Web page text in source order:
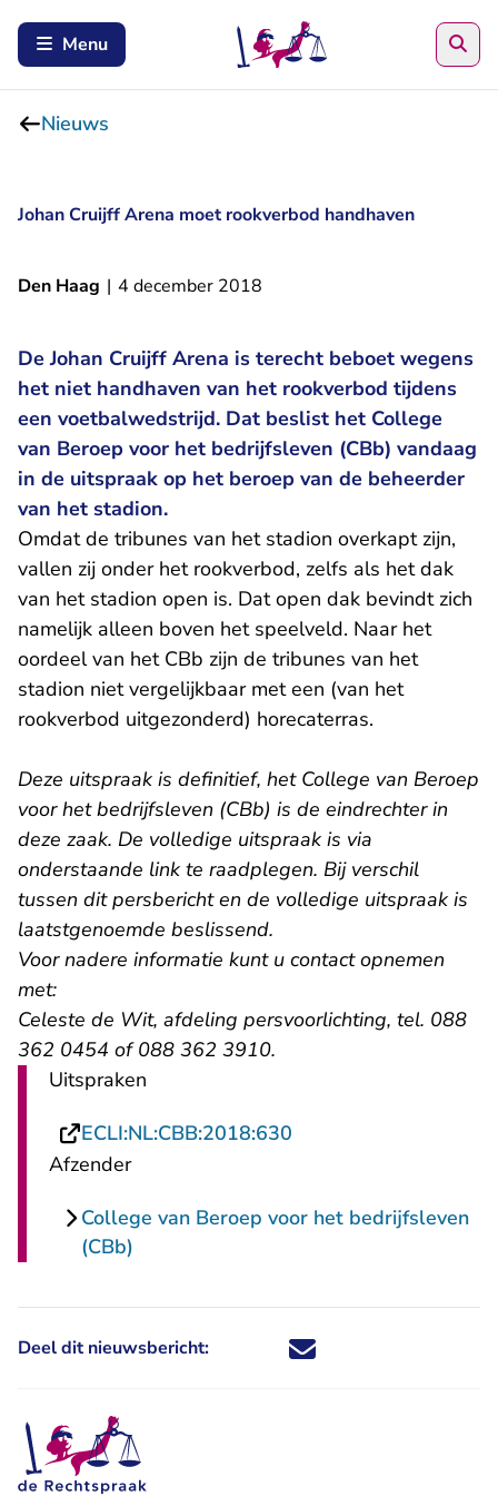
Menu
Nieuws
Johan Cruijff Arena moet rookverbod handhaven
Den Haag | 4 december 2018
De Johan Cruijff Arena is terecht beboet wegens
het niet handhaven van het rookverbod tijdens
een voetbalwedstrijd. Dat beslist het College
van Beroep voor het bedrijfsleven (CBb) vandaag
in de uitspraak op het beroep van de beheerder
van het stadion.
Omdat de tribunes van het stadion overkapt zijn,
vallen zij onder het rookverbod, zelfs als het dak
van het stadion open is. Dat open dak bevindt zich
namelijk alleen boven het speelveld. Naar het
oordeel van het CBb zijn de tribunes van het
stadion niet vergelijkbaar met een (van het
rookverbod uitgezonderd) horecaterras.
Deze uitspraak is definitief, het College van Beroep
voor het bedrijfsleven (CBb) is de eindrechter in
deze zaak. De volledige uitspraak is via
onderstaande link te raadplegen. Bij verschil
tussen dit persbericht en de volledige uitspraak is
laatstgenoemde beslissend.
Voor nadere informatie kunt u contact opnemen
met:
Celeste de Wit, afdeling persvoorlichting, tel. 088
362 0454 of 088 362 3910.
Uitspraken
ECLI:NL:CBB:2018:630
Afzender
College van Beroep voor het bedrijfsleven
(CBb)
Deel dit nieuwsbericht: Deel dit nieuwsbericht via X -
Deel dit nieuwsbericht via
Deel dit nieuwsbericht
Deel dit